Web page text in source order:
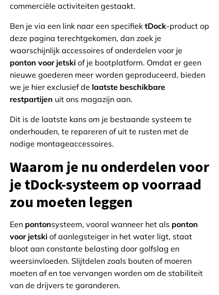
commerciële activiteiten gestaakt.
Ben je via een link naar een specifiek tDock-product op
deze pagina terechtgekomen, dan zoek je
waarschijnlijk accessoires of onderdelen voor je
ponton voor jetski of je bootplatform. Omdat er geen
nieuwe goederen meer worden geproduceerd, bieden
we je hier exclusief de laatste beschikbare
restpartijen uit ons magazijn aan.
Dit is de laatste kans om je bestaande systeem te
onderhouden, te repareren of uit te rusten met de
nodige montageaccessoires.
Waarom je nu onderdelen voor
je tDock-systeem op voorraad
zou moeten leggen
Een pontonsysteem, vooral wanneer het als ponton
voor jetski of aanlegsteiger in het water ligt, staat
bloot aan constante belasting door golfslag en
weersinvloeden. Slijtdelen zoals bouten of moeren
moeten af en toe vervangen worden om de stabiliteit
van de drijvers te garanderen.